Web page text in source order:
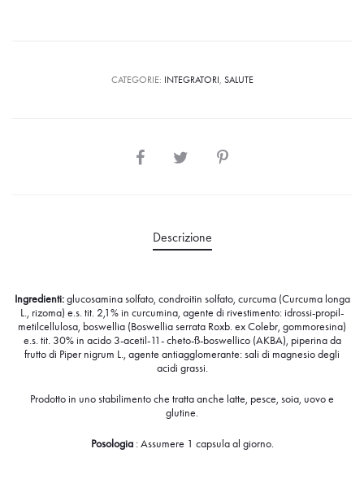
CATEGORIE: INTEGRATORI, SALUTE
Descrizione
Ingredienti:glucosamina solfato, condroitin solfato, curcuma (Curcuma longa
L., rizoma) e.s. tit. 2,1% in curcumina, agente di rivestimento: idrossi-propil-
metilcellulosa, boswellia (Boswellia serrata Roxb. ex Colebr, gommoresina)
e.s. tit. 30% in acido 3-acetil-11- cheto-ß-boswellico (AKBA), piperina da
frutto di Piper nigrum L., agente antiagglomerante: sali di magnesio degli
acidi grassi.
Prodotto in uno stabilimento che tratta anche latte, pesce, soia, uovo e
glutine.
Posologia: Assumere 1 capsula al giorno.